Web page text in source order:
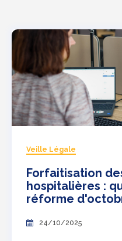
Veille Légale
Forfaitisation
hospitalières :
réforme
24/10/2025